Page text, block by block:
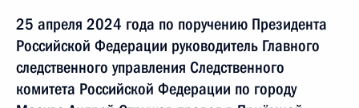
25 апреля 2024 года по поручению Президента
Российской Федерации руководитель Главного
следственного управления Следственного
комитета Российской Федерации по городу